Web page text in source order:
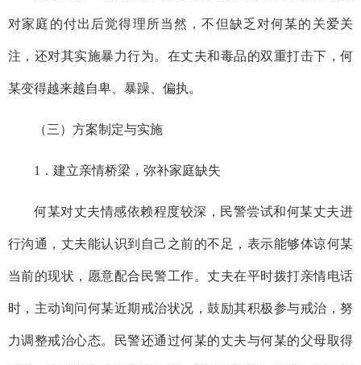
对家庭的付出后觉得理所当然，不但缺乏对何某的关爱关
注，还对其实施暴力行为。在丈夫和毒品的双重打击下，何
某变得越来越自卑、暴躁、偏执。
（三）方案制定与实施
1．建立亲情桥梁，弥补家庭缺失
何某对丈夫情感依赖程度较深，民警尝试和何某丈夫进
行沟通，丈夫能认识到自己之前的不足，表示能够体谅何某
当前的现状，愿意配合民警工作。丈夫在平时拨打亲情电话
时，主动询问何某近期戒治状况，鼓励其积极参与戒治，努
力调整戒治心态。民警还通过何某的丈夫与何某的父母取得